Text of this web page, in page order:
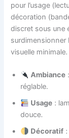
pour l’usage
décoration
discret sous une
surdimensionner
visuelle minimale.
Ambiance
réglable.
Usage :
douce.
Décoratif